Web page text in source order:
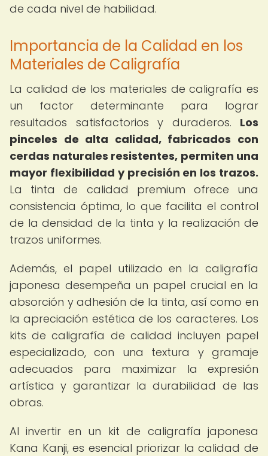
de cada nivel de habilidad.
Importancia de la Calidad en los
Materiales de Caligrafía
La calidad de los materiales de caligrafía es
un factor determinante para lograr
resultados satisfactorios y duraderos. Los
pinceles de alta calidad, fabricados con
cerdas naturales resistentes, permiten una
mayor flexibilidad y precisión en los trazos.
La tinta de calidad premium ofrece una
consistencia óptima, lo que facilita el control
de la densidad de la tinta y la realización de
trazos uniformes.
Además, el papel utilizado en la caligrafía
japonesa desempeña un papel crucial en la
absorción y adhesión de la tinta, así como en
la apreciación estética de los caracteres. Los
kits de caligrafía de calidad incluyen papel
especializado, con una textura y gramaje
adecuados para maximizar la expresión
artística y garantizar la durabilidad de las
obras.
Al invertir en un kit de caligrafía japonesa
Kana Kanji, es esencial priorizar la calidad de